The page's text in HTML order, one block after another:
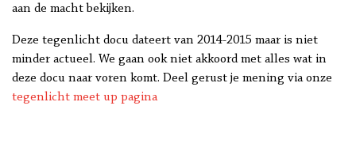
aan de macht bekijken.
Deze tegenlicht docu dateert van 2014-2015 maar is niet
minder actueel. We gaan ook niet akkoord met alles wat in
deze docu naar voren komt. Deel gerust je mening via onze
tegenlicht meet up pagina